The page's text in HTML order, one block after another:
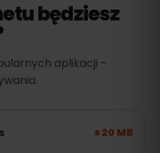
będziesz
aplikacji –
± 20 MB